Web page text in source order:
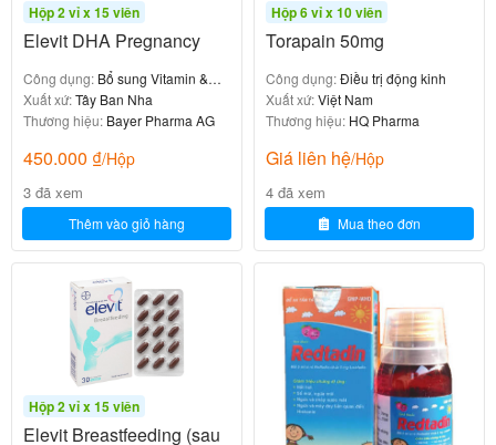
lần/ngày.
-Trẻ em từ 6 – 12 tuổi: ½ gói/lần x 4 lần/ngày.
Cần làm gì khi một lần quên không
dùng thuốc, quá liều và cách xử trí?
Quên dùng thuốc:
-Uống ngay khi nhớ ra, nếu gần liều tiếp theo bỏ qua
liều đã quên, không uống gấp đôi liều.
Quá liều:
-Dùng quá liều có thể gặp triệu chứng chướng bụng.
Xử trí:
Hộp 2 vỉ x 15 viên
Elevit DHA Pregnancy
Công dụng: Bổ sung Vitamin &
khoáng chất
Xuất xứ:Tây Ban Nha
Thương hiệu: Bayer Pharma AG
450.000 ₫/Hộp
3 đã xem
Thêm vào giỏ hàng
Hộp 6 vỉ x 10 viên
Torapain 50mg
Công dụng:Điều trị động kinh
Xuất xứ:Việt Nam
Thương hiệu: HQ Pharma
Giá liên hệ/Hộp
4 đã xem
Mua theo đơn
Hộp 2 vỉ x 15 viên
Elevit Breastfeeding (sau